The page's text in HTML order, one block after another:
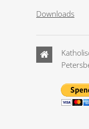
Downloads